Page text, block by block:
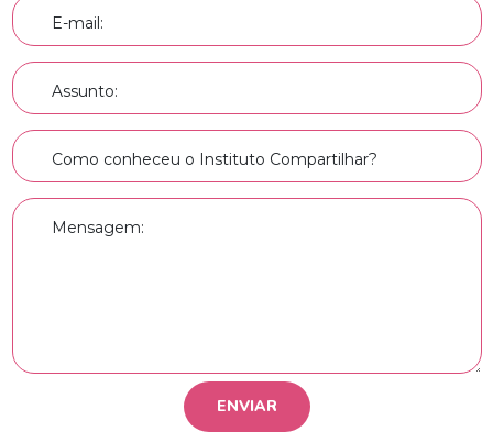
E-mail:
Assunto:
Como conheceu o Instituto Compartilhar?
Mensagem: